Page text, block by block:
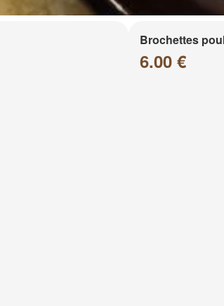
Brochettes
6.00 €